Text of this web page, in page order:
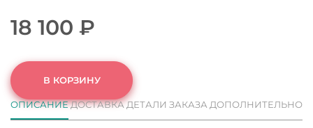
18 100 ₽
В КОРЗИНУ
ОПИСАНИЕДОСТАВКАДЕТАЛИ ЗАКАЗА ДОПОЛНИТЕЛЬНО